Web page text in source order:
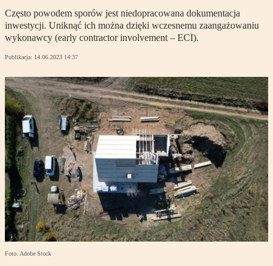
Często powodem sporów jest niedopracowana dokumentacja
inwestycji. Uniknąć ich można dzięki wczesnemu zaangażowaniu
wykonawcy (early contractor involvement – ECI).
Publikacja: 14.06.2023 14:37
Foto: Adobe Stock